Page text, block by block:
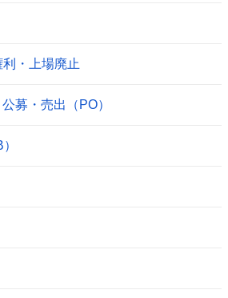
・上場廃止
募・売出（PO）